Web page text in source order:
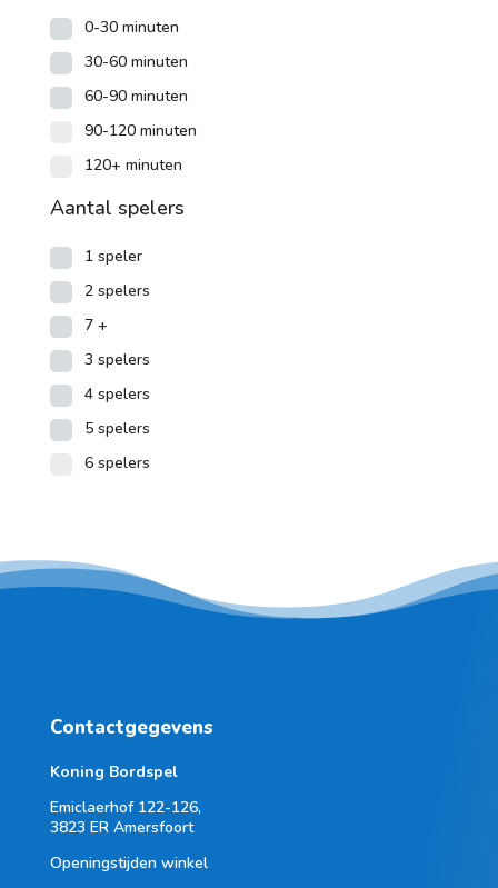
0-30 minuten
30-60 minuten
60-90 minuten
90-120 minuten
120+ minuten
Aantal spelers
1 speler
2 spelers
7 +
3 spelers
4 spelers
5 spelers
6 spelers
Contactgegevens
Koning Bordspel
Emiclaerhof 122-126,
3823 ER Amersfoort
Openingstijden winkel